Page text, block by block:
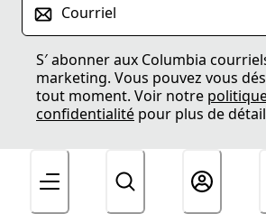
Courriel
S′ abonner aux Columbia
marketing. Vous pouvez vous
tout moment. Voir notre
confidentialité pour plus de
Inscrivez-vous aux textes.